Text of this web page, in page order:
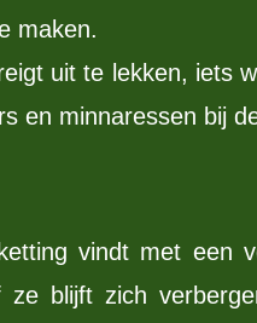
maken.
uit te lekken, iets
en minnaressen bij
vindt met een
ze blijft zich